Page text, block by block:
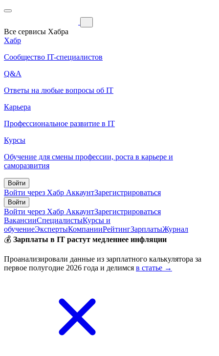
Все сервисы Хабра
Хабр
Сообщество IT-специалистов
Q&A
Ответы на любые вопросы об IT
Карьера
Профессиональное развитие в IT
Курсы
Обучение для смены профессии, роста в карьере и
саморазвития
Войти
Войти через Хабр АккаунтЗарегистрироваться
Войти
Войти через Хабр АккаунтЗарегистрироваться
ВакансииСпециалистыКурсы и
обучениеЭкспертыКомпанииРейтингЗарплатыЖурнал
💰 Зарплаты в IT растут медленнее инфляции
Проанализировали данные из зарплатного калькулятора за
первое полугодие 2026 года и делимся в статье →